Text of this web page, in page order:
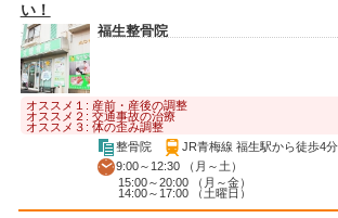
い！
福生整骨院
オススメ１: 産前・産後の調整
オススメ２: 交通事故の治療
オススメ３: 体の歪み調整
整骨院
JR青梅線 福生駅から徒歩4分
9:00～12:30 （月～土）
15:00～20:00 （月～金）
14:00～17:00 （土曜日）